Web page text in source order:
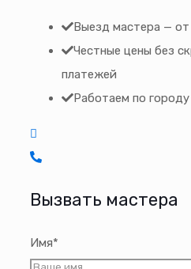
Выезд мастера —
Честные цены без
платежей
Работаем по
Вызвать мастера
Имя*